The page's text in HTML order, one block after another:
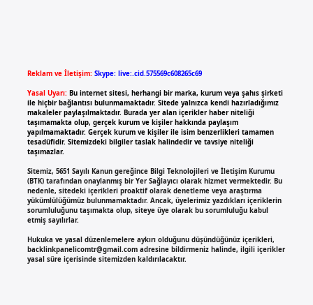
Reklam ve İletişim: Skype: live:.cid.575569c608265c69
Yasal Uyarı: Bu internet sitesi, herhangi bir marka, kurum veya şahıs şirketi
ile hiçbir bağlantısı bulunmamaktadır. Sitede yalnızca kendi hazırladığımız
makaleler paylaşılmaktadır. Burada yer alan içerikler haber niteliği
taşımamakta olup, gerçek kurum ve kişiler hakkında paylaşım
yapılmamaktadır. Gerçek kurum ve kişiler ile isim benzerlikleri tamamen
tesadüfidir. Sitemizdeki bilgiler taslak halindedir ve tavsiye niteliği
taşımazlar.
Sitemiz, 5651 Sayılı Kanun gereğince Bilgi Teknolojileri ve İletişim Kurumu
(BTK) tarafından onaylanmış bir Yer Sağlayıcı olarak hizmet vermektedir. Bu
nedenle, sitedeki içerikleri proaktif olarak denetleme veya araştırma
yükümlülüğümüz bulunmamaktadır. Ancak, üyelerimiz yazdıkları içeriklerin
sorumluluğunu taşımakta olup, siteye üye olarak bu sorumluluğu kabul
etmiş sayılırlar.
Hukuka ve yasal düzenlemelere aykırı olduğunu düşündüğünüz içerikleri,
backlinkpanelicomtr@gmail.comadresine bildirmeniz halinde, ilgili içerikler
yasal süre içerisinde sitemizden kaldırılacaktır.